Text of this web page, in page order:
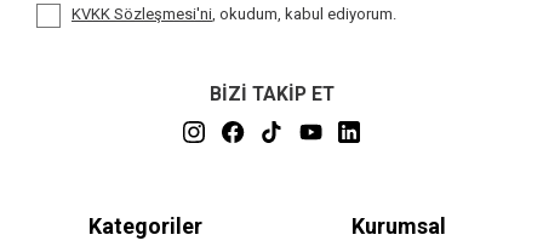
KVKK Sözleşmesi'ni, okudum, kabul ediyorum.
BİZİ TAKİP ET
Kategoriler Kurumsal